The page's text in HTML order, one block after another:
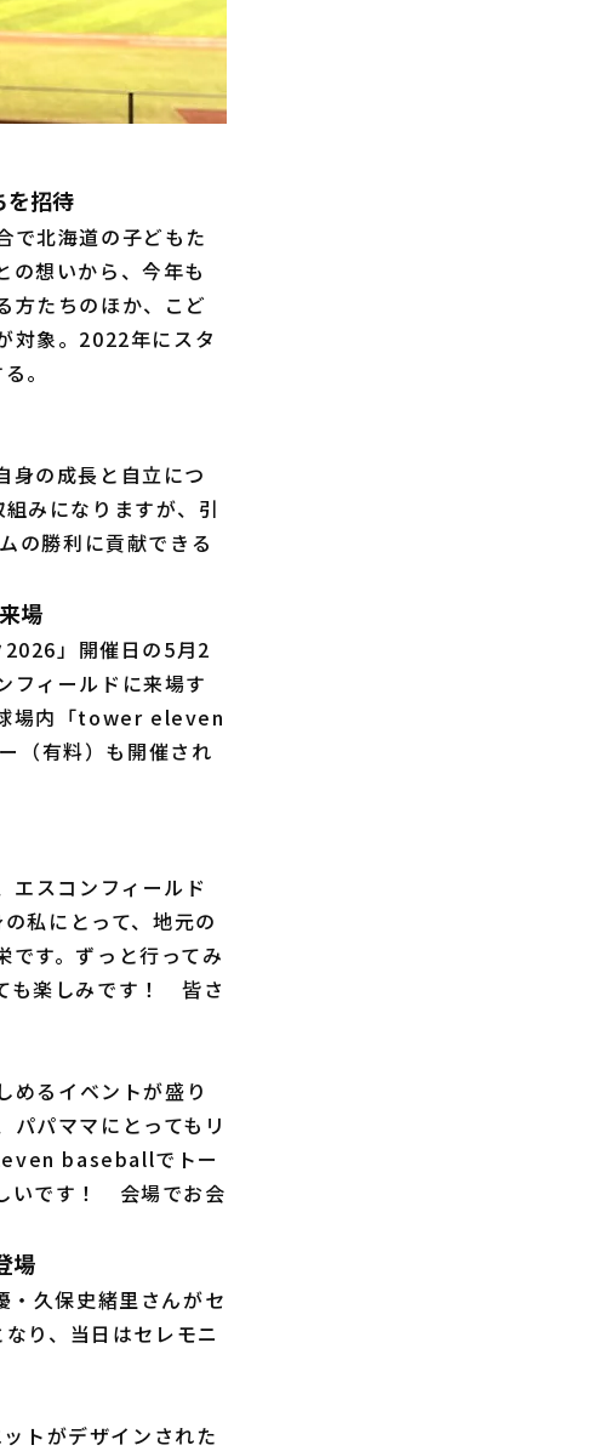
招待
で北海道の子どもた
の想いから、今年も
方たちのほか、こど
対象。2022年にスタ
。
身の成長と自立につ
みになりますが、引
の勝利に貢献できる
場
」開催日の5月2
フィールドに来場す
球場内「tower eleven
（有料）も開催され
エスコンフィールド
私にとって、地元の
す。ずっと行ってみ
も楽しみです！ 皆さ
めるイベントが盛り
パママにとってもリ
baseballでトー
いです！ 会場でお会
場
久保史緒里さんがセ
り、当日はセレモニ
トがデザインされた